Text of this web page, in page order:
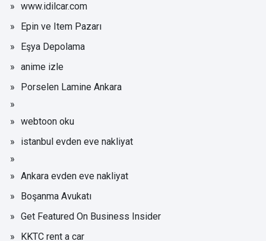
www.idilcar.com
Epin ve Item Pazarı
Eşya Depolama
anime izle
Porselen Lamine Ankara
webtoon oku
istanbul evden eve nakliyat
Ankara evden eve nakliyat
Boşanma Avukatı
Get Featured On Business Insider
KKTC rent a car